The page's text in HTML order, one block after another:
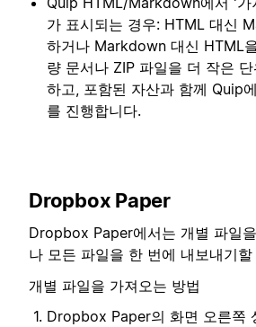
가 표시되는 경우: HTML 대신
하거나 Markdown 대신 HTML
량 문서나 ZIP 파일을 더 작은
하고, 포함된 자산과 함께 Quip
를 진행합니다.
Dropbox Paper
Dropbox Paper에서는 개별 파일
나 모든 파일을 한 번에 내보내기
개별 파일을 가져오는 방법
Dropbox Paper의 화면 오른쪽